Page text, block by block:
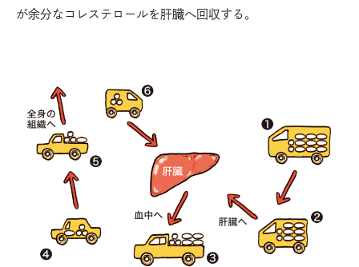
が余分なコレステロールを肝臓へ回収する。